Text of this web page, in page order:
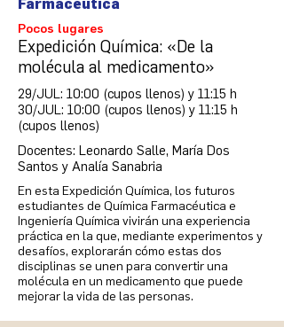
Farmacéutica
Pocos lugares
Expedición Química: «De la
molécula al medicamento»
29/JUL: 10:00 (cupos llenos) y 11:15 h
30/JUL: 10:00 (cupos llenos) y 11:15 h
(cupos llenos)
Docentes: Leonardo Salle, María Dos
Santos y Analía Sanabria
En esta Expedición Química, los futuros
estudiantes de Química Farmacéutica e
Ingeniería Química vivirán una experiencia
práctica en la que, mediante experimentos y
desafíos, explorarán cómo estas dos
disciplinas se unen para convertir una
molécula en un medicamento que puede
mejorar la vida de las personas.